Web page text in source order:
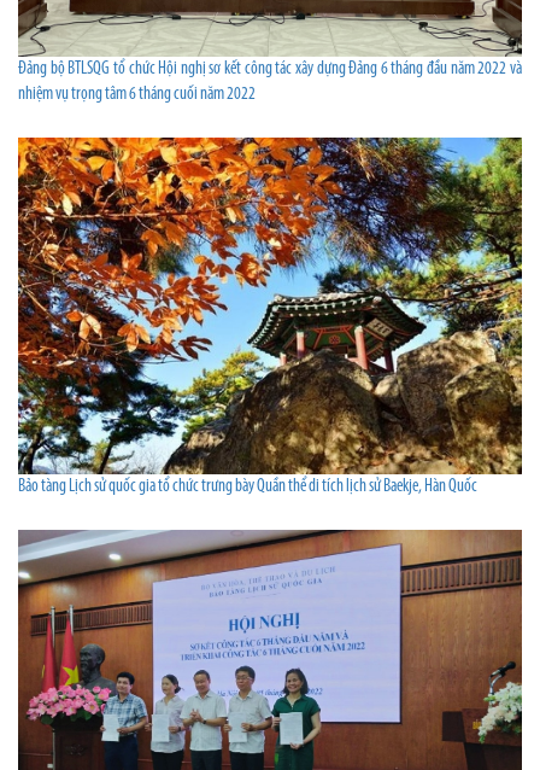
Đảng bộ BTLSQG tổ chức Hội nghị sơ kết công tác xây dựng Đảng 6 tháng đầu năm 2022 và
nhiệm vụ trọng tâm 6 tháng cuối năm 2022
Bảo tàng Lịch sử quốc gia tổ chức trưng bày Quần thể di tích lịch sử Baekje, Hàn Quốc